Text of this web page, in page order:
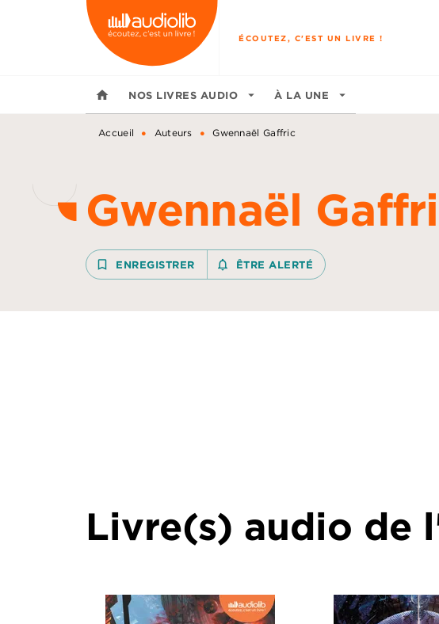
MENU RECHERCHE
ÉCOUTEZ, C'EST UN LIVRE !
home NOS LIVRES AUDIO arrow_drop_down À LA UNE arrow_drop_down
Accueil • Auteurs • Gwennaël Gaffric
Gwennaël
bookmark_border ENREGISTRER notifications_none_outlined
ÊTRE ALERTÉ
Livre(s) audio de